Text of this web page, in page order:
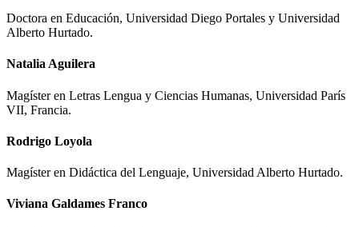
Doctora en Educación, Universidad Diego Portales y Universidad
Alberto Hurtado.
Natalia Aguilera
Magíster en Letras Lengua y Ciencias Humanas, Universidad París
VII, Francia.
Rodrigo Loyola
Magíster en Didáctica del Lenguaje, Universidad Alberto Hurtado.
Viviana Galdames Franco